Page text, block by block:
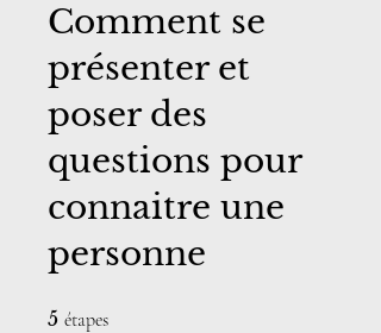
Comment se
présenter et
poser des
questions pour
connaitre une
personne
5 étapes